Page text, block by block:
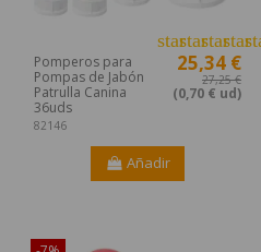
Pomperos para
Pompas de Jabón
Patrulla Canina
36uds
82146
25,34 €
27,25 €
(0,70 € ud)
starstarstarstar
Añadir